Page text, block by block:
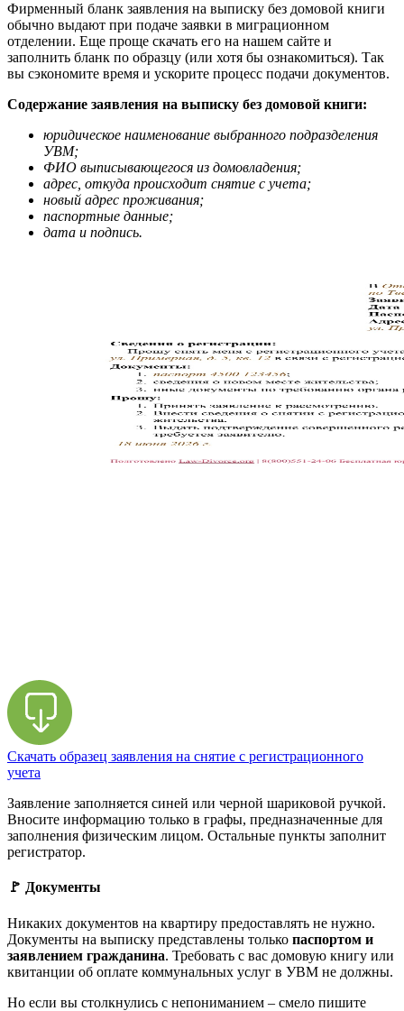
Фирменный бланк заявления на выписку без домовой книги
обычно выдают при подаче заявки в миграционном
отделении. Еще проще скачать его на нашем сайте и
заполнить бланк по образцу (или хотя бы ознакомиться). Так
вы сэкономите время и ускорите процесс подачи документов.
Содержание заявления на выписку без домовой книги:
юридическое наименование выбранного подразделения
УВМ;
ФИО выписывающегося из домовладения;
адрес, откуда происходит снятие с учета;
новый адрес проживания;
паспортные данные;
дата и подпись.
Скачать образец заявления на снятие с регистрационного
учета
Заявление заполняется синей или черной шариковой ручкой.
Вносите информацию только в графы, предназначенные для
заполнения физическим лицом. Остальные пункты заполнит
регистратор.
🚩 Документы
Никаких документов на квартиру предоставлять не нужно.
Документы на выписку представлены только паспортом и
заявлением гражданина. Требовать с вас домовую книгу или
квитанции об оплате коммунальных услуг в УВМ не должны.
Но если вы столкнулись с непониманием – смело пишите